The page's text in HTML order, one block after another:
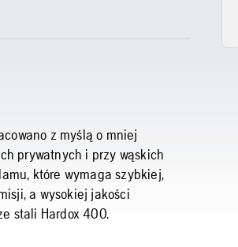
z myślą o mniej
prywatnych i przy wąskich
które wymaga szybkiej,
a wysokiej jakości
stali Hardox 400.